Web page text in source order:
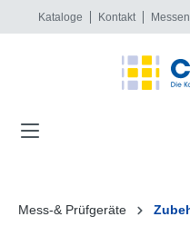
springen
Kataloge Kontakt Messen
Mess-& Prüfgeräte